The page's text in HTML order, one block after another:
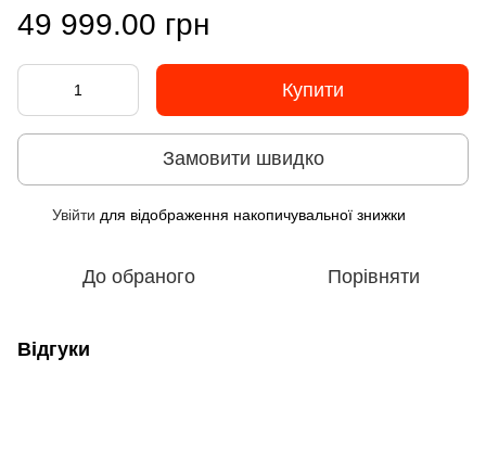
49 999.00 грн
Купити
Замовити швидко
Увійти для відображення накопичувальної знижки
До обраного Порівняти
Відгуки